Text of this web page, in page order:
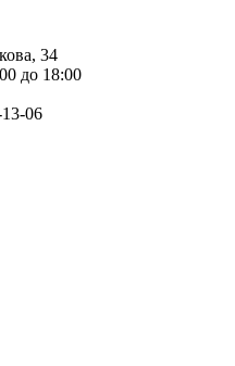
34
до 18:00
06